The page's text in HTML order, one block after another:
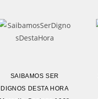
SAIBAMOS SER
DIGNOS DESTA HORA